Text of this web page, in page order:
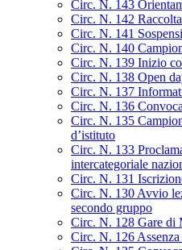
Circ. N. 143
Circ. N. 142
Circ. N. 141
Circ. N. 140
Circ. N. 139 Inizio
Circ. N. 138 Open
Circ. N. 137
Circ. N. 136
Circ. N. 135
d’istituto
Circ. N. 133
intercategoriale
Circ. N. 131
Circ. N. 130 Avvio
secondo gruppo
Circ. N. 128 Gare di
Circ. N. 126